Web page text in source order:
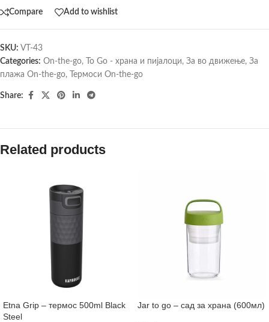
Compare Add to wishlist
SKU: VT-43
Categories: On-the-go, To Go - храна и пијалоци, За во движење, За
плажа On-the-go, Термоси On-the-go
Share:
Related products
Etna Grip – термос 500ml Black
Steel
Jar to go – сад за храна (600мл)